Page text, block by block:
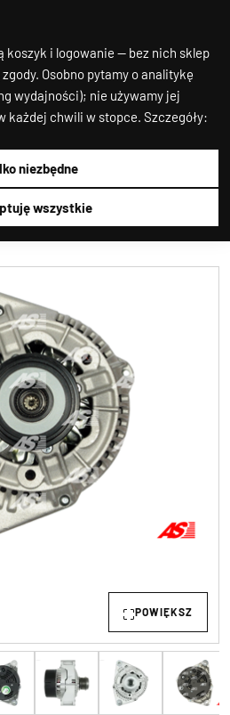
koszyk i logowanie — bez nich sklep
Osobno pytamy o analitykę
wydajności); nie używamy jej
każdej chwili w stopce. Szczegóły:
niezbędne
wszystkie
POWIĘKSZ